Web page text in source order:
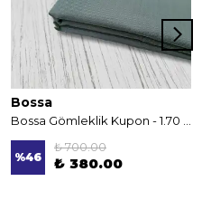
Bossa
%46
₺ 700.00
₺ 380.00